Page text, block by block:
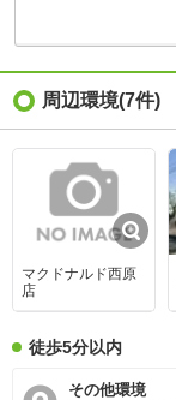
周辺環境(7件)
マクドナルド西原
店
徒歩5分以内
その他環境